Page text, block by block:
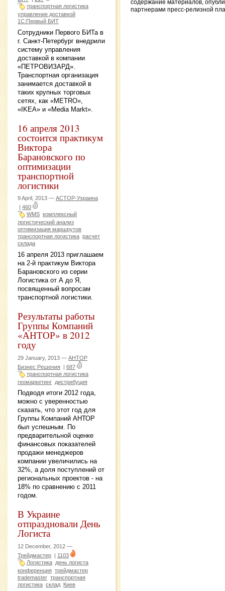
транспортная логистика
управление доставкой
1С:Первый БИТ
Сотрудники Первого БИТа в
г. Санкт-Петербург внедрили
систему управления
доставкой в компании
«ПЕТРОВИЗАРД».
Транспортная организация
занимается доставкой в
таких крупных торговых
сетях, как «METRO»,
«IKEA» и «Media Markt».
16 апреля 2013
состоится практикум
Виктора
Барановского по
оптимизации
транспортной
логистики
9 April, 2013 — АСТОР-Украина
460
WMS комплексный
логистический анализ
оптимизация маршрутов
транспортная логистика расчет
склада
16 апреля 2013 приглашаем
на 2-й практикум Виктора
Барановского из серии
Логистика от А до Я,
посвященный вопросам
транспортной логистики.
Результаты работы
Группы Компаний
«АНТОР» в 2012
году
29 January, 2013 — АНТОР
Бизнес Решения | 687
транспортная логистика
геомаркетинг дистрибуция
Подводя итоги 2012 года,
можно с уверенностью
сказать, что этот год для
Группы Компаний АНТОР
был успешным. По
предварительной оценке
финансовых показателей
продажи менеджеров
компании увеличились на
32%, а доля поступлений от
региональных проектов - на
18% по сравнению с 2011
годом.
В Украине
отпраздновали День
Логиста
12 December, 2012 —
Трейдмастер | 1103
Логистика день логиста
конференция трейдмастер
trademaster транспортная
логистика склад Киев
содержание материалов,
партнерами пресс-релизной